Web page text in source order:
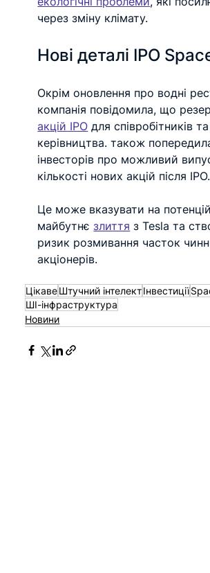
через зміну клімату.
Нові деталі IPO
Окрім оновлення про водні
компанія повідомила, що
акцій IPO для співробітників
керівництва. також
інвесторів про можливий
кількості нових акцій після IPO.
Це може вказувати на
майбутнє злиття з Tesla та
ризик розмивання часток
акціонерів.
ЦікавеШтучний інтелектІнвестиції
ШІ-інфраструктура
Новини